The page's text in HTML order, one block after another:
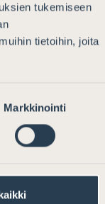
tukemiseen
tietoihin, joita
Markkinointi
Meistä
Yhteystiedot
Medialle